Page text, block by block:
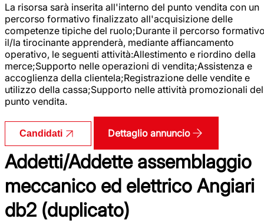
La risorsa sarà inserita all'interno del punto vendita con un
percorso formativo finalizzato all'acquisizione delle
competenze tipiche del ruolo;Durante il percorso
il/la tirocinante apprenderà, mediante affiancamento
operativo, le seguenti attività:Allestimento e riordino della
merce;Supporto nelle operazioni di vendita;Assistenza e
accoglienza della clientela;Registrazione delle vendite e
utilizzo della cassa;Supporto nelle attività promozionali del
punto vendita.
Candidati Dettaglio annuncio
Addetti/Addette assemblaggio
meccanico ed elettrico Angiari
db2 (duplicato)